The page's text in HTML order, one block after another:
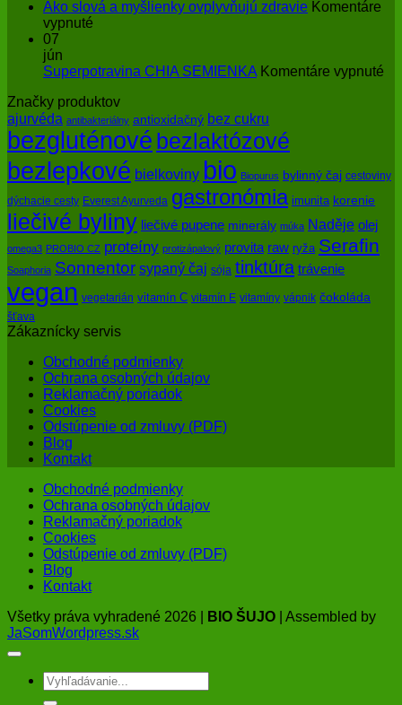
ochrana
Zázrak
Ako slová a myšlienky ovplyvňujú zdravie Komentáre
vypnuté
a
ovplyvňujú
zdravie
07
jún
Superpotravina CHIA SEMIENKA Komentáre vypnuté
Značky produktov
ajurvéda antibakteriálny antioxidačný bez cukru
bezgluténové bezlaktózové
bezlepkové bielkoviny bio Biopurus bylinný čaj cestoviny
dýchacie cesty Everest Ayurveda gastronómia imunita korenie
liečivé byliny liečivé pupene minerály múka Naděje olej
omega3 PROBIO CZ proteíny protizápalový provita raw ryža Serafin
Soaphoria Sonnentor sypaný čaj sója tinktúra trávenie
vegan vegetarián vitamín C vitamín E vitamíny vápnik čokoláda
šťava
Zákaznícky servis
Obchodné podmienky
Ochrana osobných údajov
Reklamačný poriadok
Cookies
Odstúpenie od zmluvy (PDF)
Blog
Kontakt
Obchodné podmienky
Ochrana osobných údajov
Reklamačný poriadok
Cookies
Odstúpenie od zmluvy (PDF)
Blog
Kontakt
Všetky práva vyhradené 2026 |
BIO ŠUJO | Assembled by
JaSomWordpress.sk
Hľadať: